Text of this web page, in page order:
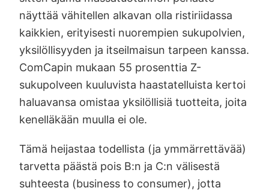
näyttää vähitellen alkavan olla ristiriidassa
kaikkien, erityisesti nuorempien sukupolvien,
yksilöllisyyden ja itseilmaisun tarpeen kanssa.
ComCapin mukaan 55 prosenttia Z-
sukupolveen kuuluvista haastatelluista kertoi
haluavansa omistaa yksilöllisiä tuotteita, joita
kenelläkään muulla ei ole.
Tämä heijastaa todellista (ja ymmärrettävää)
tarvetta päästä pois B:n ja C:n välisestä
suhteesta (business to consumer), jotta